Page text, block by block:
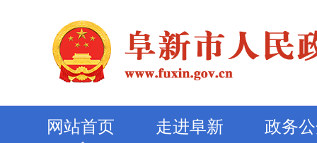
网站首页 走进阜新 政务